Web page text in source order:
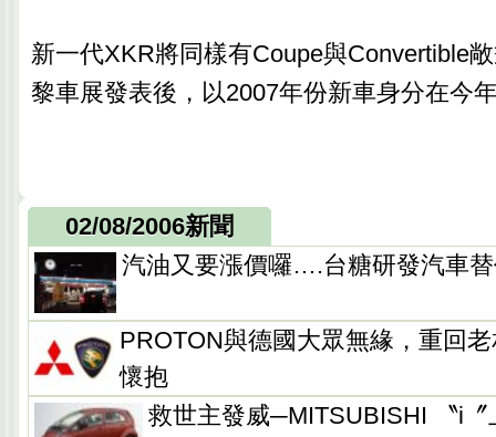
新一代XKR將同樣有Coupe與Convertible
黎車展發表後，以2007年份新車身分在今
02/08/2006新聞
汽油又要漲價囉….台糖研發汽車
PROTON與德國大眾無緣，重回
懷抱
救世主發威─MITSUBISHI 〝i